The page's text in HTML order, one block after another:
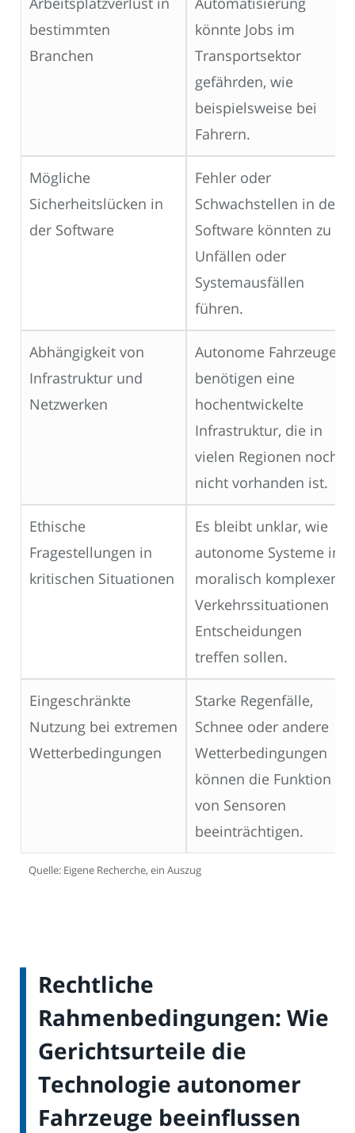
bestimmten
Branchen
könnte Jobs im
Transportsektor
gefährden, wie
beispielsweise bei
Fahrern.
Mögliche
Sicherheitslücken in
der Software
Fehler oder
Schwachstellen in der
Software könnten zu
Unfällen oder
Systemausfällen
führen.
Abhängigkeit von
Infrastruktur und
Netzwerken
Autonome Fahrzeuge
benötigen eine
hochentwickelte
Infrastruktur, die in
vielen Regionen noch
nicht vorhanden ist.
Ethische
Fragestellungen in
kritischen Situationen
Es bleibt unklar, wie
autonome Systeme in
moralisch komplexen
Verkehrssituationen
Entscheidungen
treffen sollen.
Eingeschränkte
Nutzung bei extremen
Wetterbedingungen
Starke Regenfälle,
Schnee oder andere
Wetterbedingungen
können die Funktion
von Sensoren
beeinträchtigen.
Quelle: Eigene Recherche, ein Auszug
Rechtliche
Rahmenbedingungen: Wie
Gerichtsurteile die
Technologie autonomer
Fahrzeuge beeinflussen